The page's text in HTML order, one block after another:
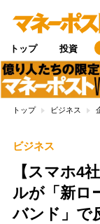
トップ 投資
トップ ビジネス
ビジネス
【スマホ4
ルが「新ロ
バンド」で